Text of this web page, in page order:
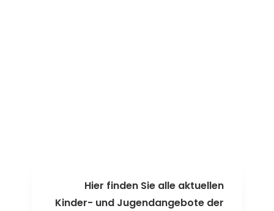
Hier finden Sie alle aktuellen
Kinder- und Jugendangebote der